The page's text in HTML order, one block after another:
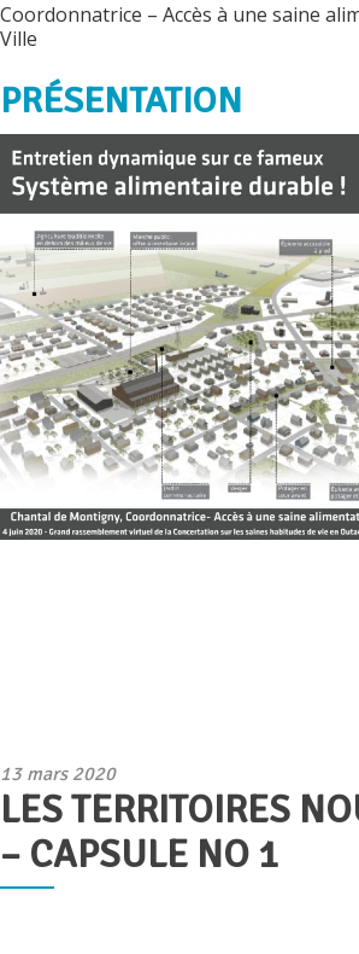
Coordonnatrice – Accès à une saine
Ville
PRÉSENTATION
Publié
le
13 mars 2020
LES TERRITOIRES
– CAPSULE NO 1